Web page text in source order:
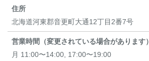
住所
北海道河東郡音更町大通12丁目2番7号
営業時間（変更されている場合があります）
月 11:00〜14:00, 17:00〜19:00